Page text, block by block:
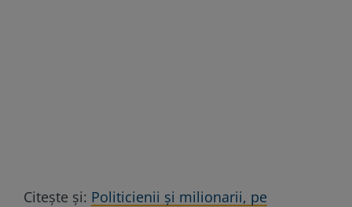
Citește și: Politicienii și milionarii, pe